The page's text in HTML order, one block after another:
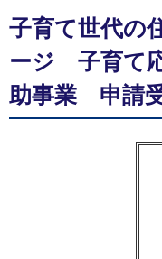
子育て世代の
ージ 子育て
助事業 申請